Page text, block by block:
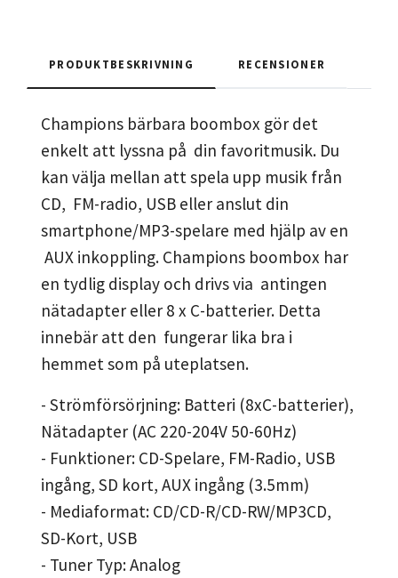
PRODUKTBESKRIVNING RECENSIONER
Champions bärbara boombox gör det
enkelt att lyssna på din favoritmusik. Du
kan välja mellan att spela upp musik från
CD, FM-radio, USB eller anslut din
smartphone/MP3-spelare med hjälp av en
AUX inkoppling. Champions boombox har
en tydlig display och drivs via antingen
nätadapter eller 8 x C-batterier. Detta
innebär att den fungerar lika bra i
hemmet som på uteplatsen.
- Strömförsörjning: Batteri (8xC-batterier),
Nätadapter (AC 220-204V 50-60Hz)
- Funktioner: CD-Spelare, FM-Radio, USB
ingång, SD kort, AUX ingång (3.5mm)
- Mediaformat: CD/CD-R/CD-RW/MP3CD,
SD-Kort, USB
- Tuner Typ: Analog